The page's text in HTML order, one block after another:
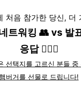
처음 참가한 당신, 더
트워킹 👥 vs 발
응답 🙋🏻‍♂️
선택지를 고르신 분들
햄버거를 선물로 드립니다!